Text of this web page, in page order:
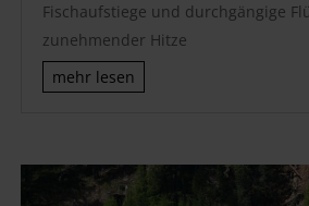
Fischaufstiege und durchgängige
zunehmender Hitze
mehr lesen